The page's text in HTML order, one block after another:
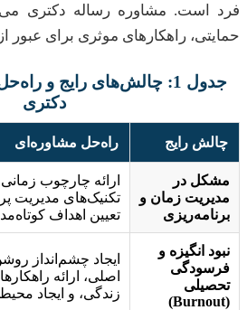
فرد است. مشاوره رساله دکتری
حمایتی، راهکارهای موثری برای عبور
جدول 1: چالش‌های رایج و
دکتری
چالش رایج راه‌حل مشاوره‌ای
مشکل در
مدیریت زمان و
برنامه‌ریزی
ارائه چارچوب
تکنیک‌های مدیریت
تعیین اهداف
نبود انگیزه و
فرسودگی
تحصیلی
(Burnout)
ایجاد چشم‌انداز
اصلی، ارائه
زندگی، و ایجاد